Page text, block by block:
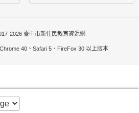
2026 臺中市新住民教育資源網
40、Safari 5、FireFox 30 以上版本